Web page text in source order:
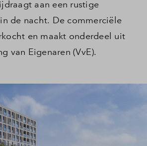
aan een rustige
de nacht. De commerciële
en maakt onderdeel uit
van Eigenaren (VvE).